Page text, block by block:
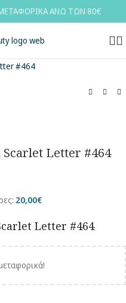
ΑΝΩ ΤΩΝ 80€
Letter #464
20,00€
Letter #464